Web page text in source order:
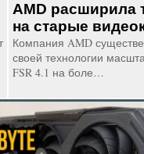
AMD расширила
на старые
Компания AMD
своей технологии
FSR 4.1 на боле…